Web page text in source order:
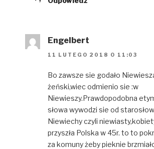
Engelbert
11 LUTEGO 2018 O 11:03
Bo zawsze sie godało
żeński,wiec odmienio sie :w
Niewieszy.Prawdopodobna
słowa wywodzi sie od
Niewiechy czyli
przyszła Polska w 45r. to to
za komuny żeby pieknie